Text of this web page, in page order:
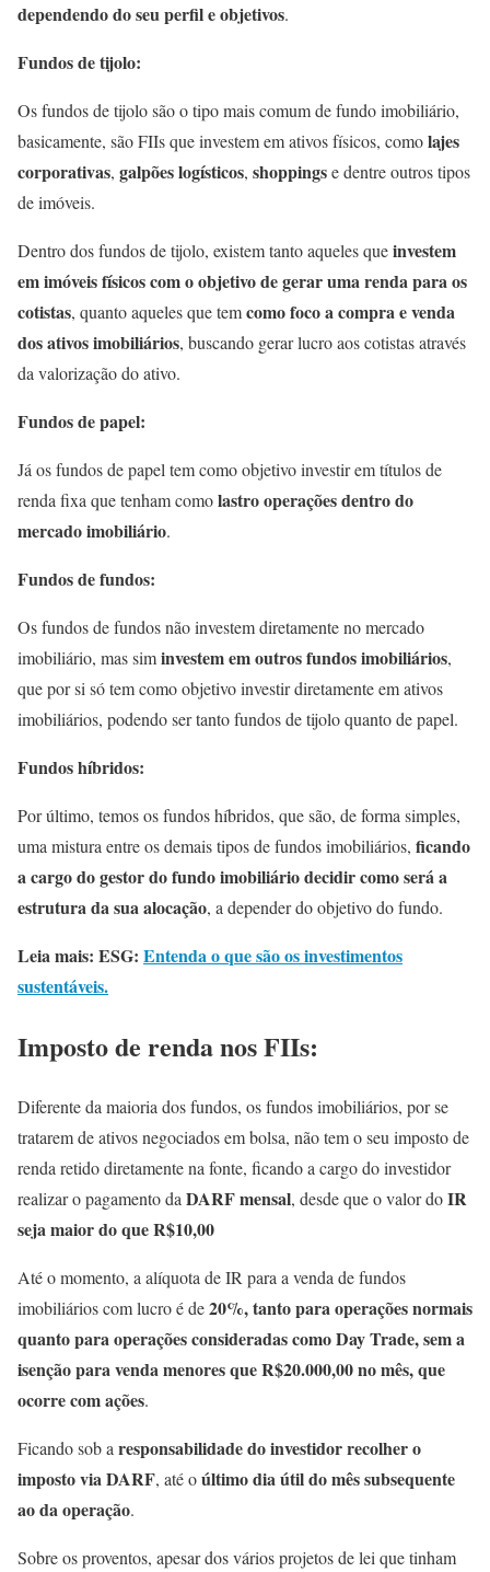
dependendo do seu perfil e objetivos.
Fundos de tijolo:
Os fundos de tijolo são o tipo mais comum de fundo imobiliário,
basicamente, são FIIs que investem em ativos físicos, comolajes
corporativas, galpões logísticos, shoppingse dentre outros tipos
de imóveis.
Dentro dos fundos de tijolo, existem tanto aqueles queinvestem
em imóveis físicos com o objetivo de gerar uma renda para os
cotistas, quanto aqueles que temcomo foco a compra e venda
dos ativos imobiliários, buscando gerar lucro aos cotistas através
da valorização do ativo.
Fundos de papel:
Já os fundos de papel tem como objetivo investir em títulos de
renda fixa que tenham comolastro operações dentro do
mercado imobiliário.
Fundos de fundos:
Os fundos de fundos não investem diretamente no mercado
imobiliário, mas siminvestem em outros fundos imobiliários,
que por si só tem como objetivo investir diretamente em ativos
imobiliários, podendo ser tanto fundos de tijolo quanto de papel.
Fundos híbridos:
Por último, temos os fundos híbridos, que são, de forma simples,
uma mistura entre os demais tipos de fundos imobiliários, ficando
a cargo do gestor do fundo imobiliário decidir como será a
estrutura da sua alocação, a depender do objetivo do fundo.
Leia mais: ESG: Entenda o que são os investimentos
sustentáveis.
Imposto de renda nos FIIs:
Diferente da maioria dos fundos, os fundos imobiliários, por se
tratarem de ativos negociados em bolsa, não tem o seu imposto de
renda retido diretamente na fonte, ficando a cargo do investidor
realizar o pagamento da DARF mensal, desde que o valor doIR
seja maior do que R$10,00
Até o momento, a alíquota de IR para a venda de fundos
imobiliários com lucro é de20%, tanto para operações normais
quanto para operações consideradas como Day Trade, sem a
isenção para venda menores que R$20.000,00 no mês, que
ocorre com ações.
Ficando sob a responsabilidade do investidor recolher o
imposto via DARF, até oúltimo dia útil do mês subsequente
ao da operação.
Sobre os proventos, apesar dos vários projetos de lei que tinham